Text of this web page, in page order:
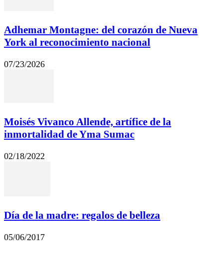
Adhemar Montagne: del corazón de Nueva
York al reconocimiento nacional
07/23/2026
Moisés Vivanco Allende, artífice de la
inmortalidad de Yma Sumac
02/18/2022
Día de la madre: regalos de belleza
05/06/2017